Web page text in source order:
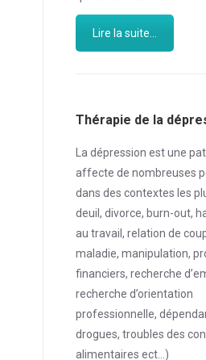
Lire la suite...
Thérapie de la
La dépression est une
affecte de nombreuses
dans des contextes les
deuil, divorce, burn-out,
au travail, relation de
maladie, manipulation,
financiers, recherche
recherche d’orientation
professionnelle,
drogues, troubles des
alimentaires ect…)